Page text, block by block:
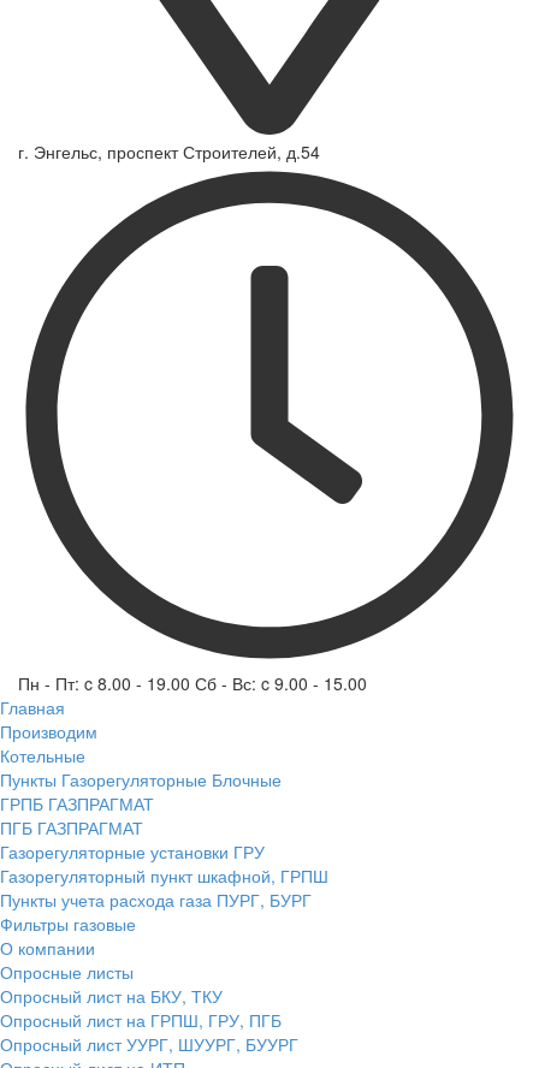
г. Энгельс, проспект Строителей, д.54
Пн - Пт: c 8.00 - 19.00 Сб - Вс: c 9.00 - 15.00
Главная
Производим
Котельные
Пункты Газорегуляторные Блочные
ГРПБ ГАЗПРАГМАТ
ПГБ ГАЗПРАГМАТ
Газорегуляторные установки ГРУ
Газорегуляторный пункт шкафной, ГРПШ
Пункты учета расхода газа ПУРГ, БУРГ
Фильтры газовые
О компании
Опросные листы
Опросный лист на БКУ, ТКУ
Опросный лист на ГРПШ, ГРУ, ПГБ
Опросный лист УУРГ, ШУУРГ, БУУРГ